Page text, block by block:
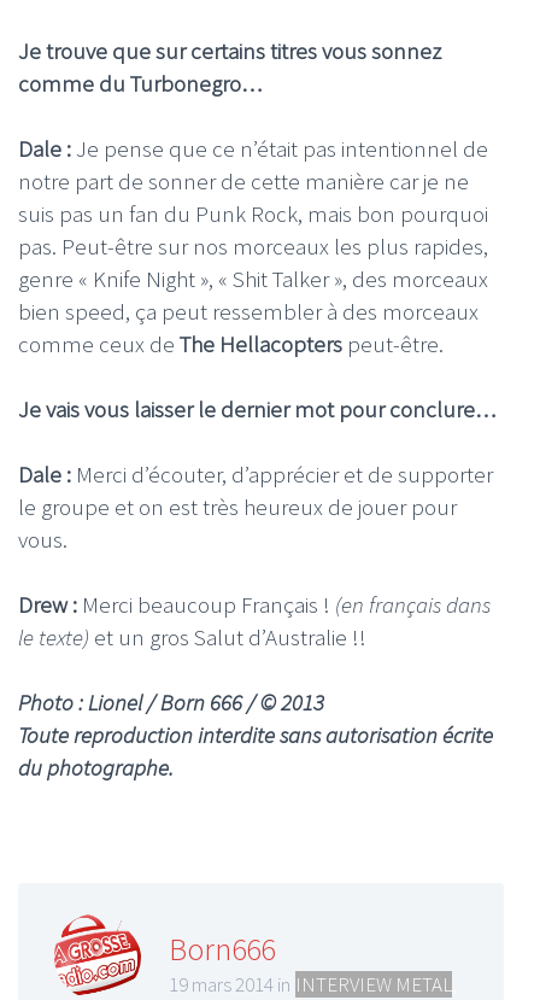
Je trouve que sur certains titres vous sonnez
comme du Turbonegro…
Dale : Je pense que ce n’était pas intentionnel de
notre part de sonner de cette manière car je ne
suis pas un fan du Punk Rock, mais bon pourquoi
pas. Peut-être sur nos morceaux les plus rapides,
genre « Knife Night », « Shit Talker », des morceaux
bien speed, ça peut ressembler à des morceaux
comme ceux de The Hellacopters peut-être.
Je vais vous laisser le dernier mot pour conclure…
Dale : Merci d’écouter, d’apprécier et de supporter
le groupe et on est très heureux de jouer pour
vous.
Drew : Merci beaucoup Français ! (en français dans
le texte) et un gros Salut d’Australie !!
Photo : Lionel / Born 666 / © 2013
Toute reproduction interdite sans autorisation écrite
du photographe.
Born666
19 mars 2014 in INTERVIEW METAL